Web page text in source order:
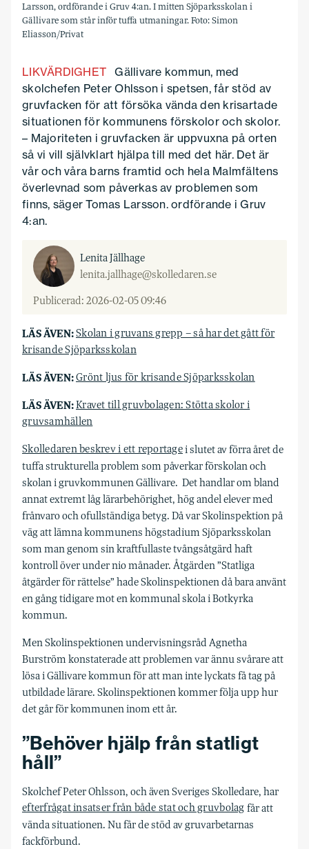
Larsson, ordförande i Gruv 4:an. I mitten Sjöparksskolan i
Gällivare som står inför tuffa utmaningar. Foto: Simon
Eliasson/Privat
LIKVÄRDIGHET Gällivare kommun, med
skolchefen Peter Ohlsson i spetsen, får stöd av
gruvfacken för att försöka vända den krisartade
situationen för kommunens förskolor och skolor.
– Majoriteten i gruvfacken är uppvuxna på orten
så vi vill självklart hjälpa till med det här. Det är
vår och våra barns framtid och hela Malmfältens
överlevnad som påverkas av problemen som
finns, säger Tomas Larsson. ordförande i Gruv
4:an.
Lenita Jällhage
lenita.jallhage@skolledaren.se
Publicerad: 2026-02-05 09:46
LÄS ÄVEN:Skolan i gruvans grepp – så har det gått för
krisande Sjöparksskolan
LÄS ÄVEN:Grönt ljus för krisande Sjöparksskolan
LÄS ÄVEN:Kravet till gruvbolagen: Stötta skolor i
gruvsamhällen
Skolledaren beskrev i ett reportagei slutet av förra året de
tuffa strukturella problem som påverkar förskolan och
skolan i gruvkommunen Gällivare. Det handlar om bland
annat extremt låg lärarbehörighet, hög andel elever med
frånvaro och ofullständiga betyg. Då var Skolinspektion på
väg att lämna kommunens högstadium Sjöparksskolan
som man genom sin kraftfullaste tvångsåtgärd haft
kontroll över under nio månader. Åtgärden ”Statliga
åtgärder för rättelse” hade Skolinspektionen då bara använt
en gång tidigare mot en kommunal skola i Botkyrka
kommun.
Men Skolinspektionen undervisningsråd Agnetha
Burström konstaterade att problemen var ännu svårare att
lösa i Gällivare kommun för att man inte lyckats få tag på
utbildade lärare. Skolinspektionen kommer följa upp hur
det går för kommunen inom ett år.
”Behöver hjälp från statligt
håll”
Skolchef Peter Ohlsson, och även Sveriges Skolledare, har
efterfrågat insatser från både stat och gruvbolag får att
vända situationen. Nu får de stöd av gruvarbetarnas
fackförbund.